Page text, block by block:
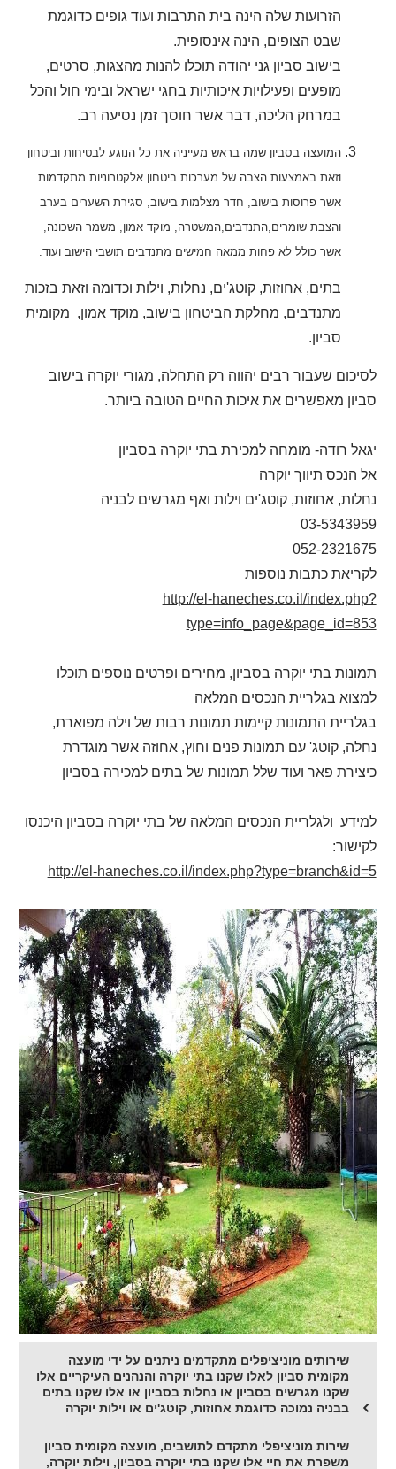
הזרועות שלה הינה בית התרבות ועוד גופים כדוגמת
שבט הצופים, הינה אינסופית.
בישוב סביון גני יהודה תוכלו להנות מהצגות, סרטים,
מופעים ופעילויות איכותיות בחגי ישראל ובימי חול והכל
במרחק הליכה, דבר אשר חוסך זמן נסיעה רב.
המועצה בסביון שמה בראש מעייניה את כל הנוגע לבטיחות וביטחון
וזאת באמצעות הצבה של מערכות ביטחון אלקטרוניות מתקדמות
אשר פרוסות בישוב, חדר מצלמות בישוב, סגירת השערים בערב
והצבת שומרים,התנדבים,המשטרה, מוקד אמון, משמר השכונה,
אשר כולל לא פחות ממאה חמישים מתנדבים תושבי הישוב ועוד.
בתים, אחוזות, קוטג'ים, נחלות, וילות וכדומה וזאת בזכות
מתנדבים, מחלקת הביטחון בישוב, מוקד אמון, מקומית
סביון.
לסיכום שעבור רבים יהווה רק התחלה, מגורי יוקרה בישוב
סביון מאפשרים את איכות החיים הטובה ביותר.
יגאל רודה- מומחה למכירת בתי יוקרה בסביון
אל הנכס תיווך יוקרה
נחלות, אחוזות, קוטג'ים וילות ואף מגרשים לבניה
03-5343959
052-2321675
לקריאת כתבות נוספות
http://el-haneches.co.il/index.php?
type=info_page&page_id=853
תמונות בתי יוקרה בסביון, מחירים ופרטים נוספים תוכלו
למצוא בגלריית הנכסים המלאה
בגלריית התמונות קיימות תמונות רבות של וילה מפוארת,
נחלה, קוטג' עם תמונות פנים וחוץ, אחוזה אשר מוגדרת
כיצירת פאר ועוד שלל תמונות של בתים למכירה בסביון
למידע ולגלריית הנכסים המלאה של בתי יוקרה בסביון היכנסו
לקישור:
http://el-haneches.co.il/index.php?type=branch&id=5
שירותים מוניציפלים מתקדמים ניתנים על ידי מועצה
מקומית סביון לאלו שקנו בתי יוקרה והנהנים העיקריים אלו
שקנו מגרשים בסביון או נחלות בסביון או אלו שקנו בתים
בבניה נמוכה כדוגמת אחוזות, קוטג'ים או וילות יוקרה
שירות מוניציפלי מתקדם לתושבים, מועצה מקומית סביון
משפרת את חיי אלו שקנו בתי יוקרה בסביון, וילות יוקרה,